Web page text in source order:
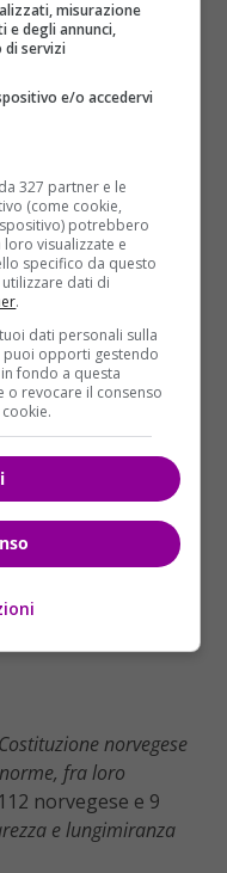
latransizione
alle fonti
all’impegno nella
di passo deve
il cambio di rotte
Serve un nuovo
di essere nel gruppo
piuttosto che nel
un passato in
transizione verde”.
norvegese
fra loro
norvegese e 9
e lungimiranza
misurazione
e degli annunci,
di servizi
e/o accedervi
327 partner e le
(come cookie,
potrebbero
visualizzate e
specifico da questo
dati di
.
dati personali sulla
puoi opporti gestendo
fondo a questa
o revocare il consenso